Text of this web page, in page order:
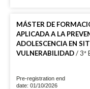
MÁSTER DE
APLICADA A LA
ADOLESCENCIA EN
VULNERABILIDAD/ 3ª
Pre-registration end
date: 01/10/2026